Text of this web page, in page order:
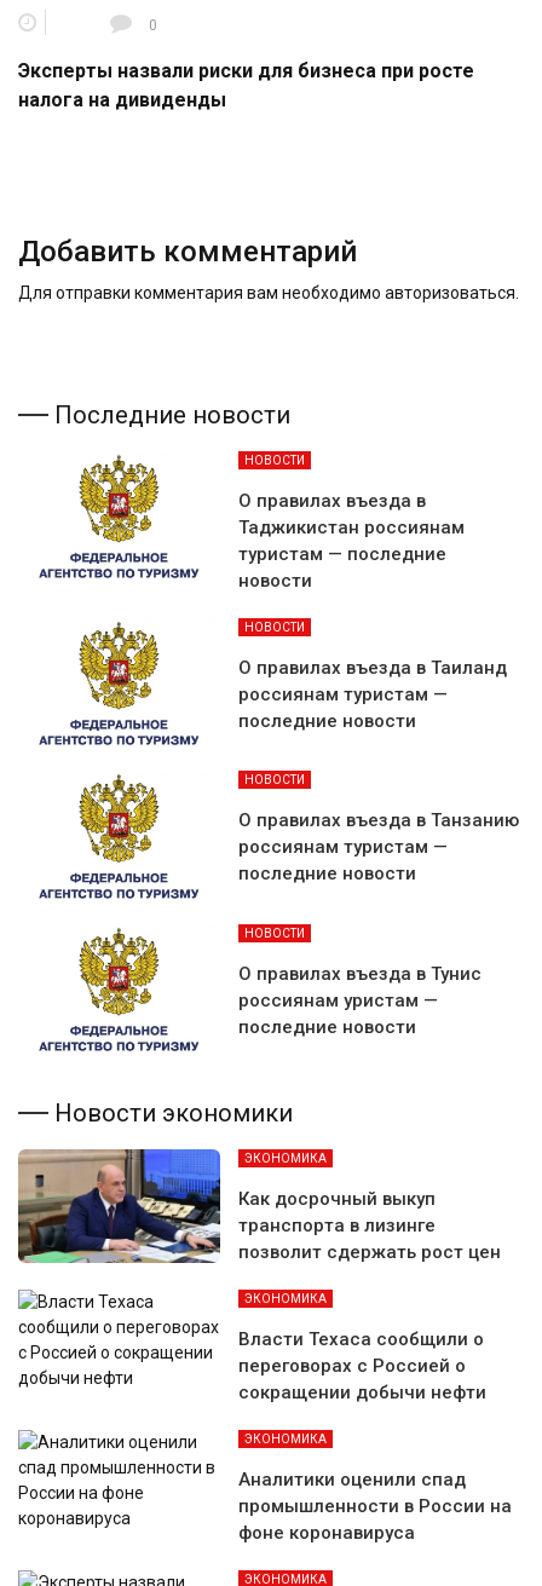
0
Эксперты назвали риски для бизнеса при росте
налога на дивиденды
Добавить комментарий
Для отправки комментария вам необходимо авторизоваться
Последние новости
НОВОСТИ
О правилах въезда в
Таджикистан россиянам
туристам — последние
новости
НОВОСТИ
О правилах въезда в Таиланд
россиянам туристам —
последние новости
НОВОСТИ
О правилах въезда в Танзанию
россиянам туристам —
последние новости
НОВОСТИ
О правилах въезда в Тунис
россиянам уристам —
последние новости
Новости экономики
ЭКОНОМИКА
Как досрочный выкуп
транспорта в лизинге
позволит сдержать рост цен
ЭКОНОМИКА
Власти Техаса сообщили о
переговорах с Россией о
сокращении добычи нефти
ЭКОНОМИКА
Аналитики оценили спад
промышленности в России на
фоне коронавируса
ЭКОНОМИКА